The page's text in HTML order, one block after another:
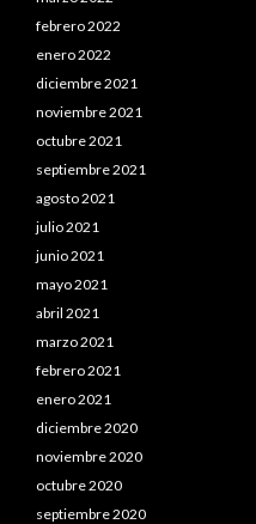
febrero 2022
enero 2022
diciembre 2021
noviembre 2021
octubre 2021
septiembre 2021
agosto 2021
julio 2021
junio 2021
mayo 2021
abril 2021
marzo 2021
febrero 2021
enero 2021
diciembre 2020
noviembre 2020
octubre 2020
septiembre 2020